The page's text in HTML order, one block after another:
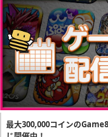
最大300,000コインの